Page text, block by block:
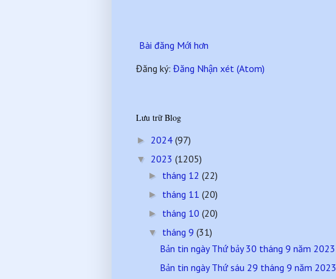
Bài đăng Mới hơn
Đăng ký: Đăng Nhận xét (Atom)
Lưu trữ Blog
► 2024 (97)
▼ 2023 (1205)
► tháng 12 (22)
► tháng 11 (20)
► tháng 10 (20)
▼ tháng 9 (31)
Bản tin ngày Thứ bảy 30 tháng 9 năm 2023
Bản tin ngày Thứ sáu 29 tháng 9 năm 2023